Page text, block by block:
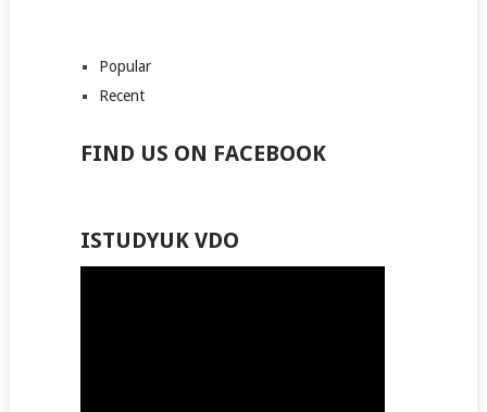
Popular
Recent
FIND US ON FACEBOOK
ISTUDYUK VDO